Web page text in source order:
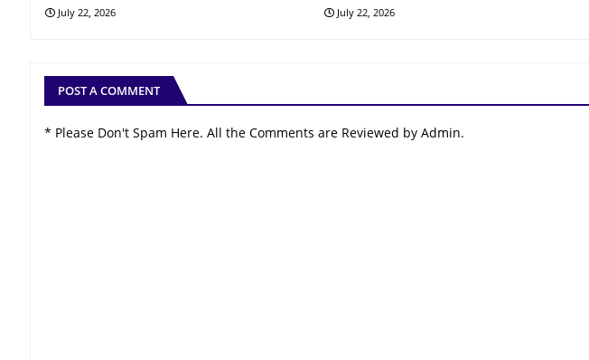
July 22, 2026 July 22, 2026
POST A COMMENT
* Please Don't Spam Here. All the Comments are Reviewed by Admin.